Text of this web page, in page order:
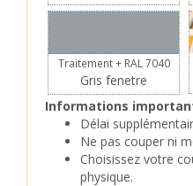
Traitement + RAL 7040
Gris fenetre
Informations
Délai
Ne pas couper ni
Choisissez votre
physique.